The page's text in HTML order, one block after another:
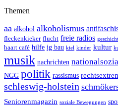
Themen
aa alkohol alkoholismus
fleckenkieker flucht freie radios
haart café hilfe ig bau kiel kinder kultur
musik nachrichten
NGG politik rassismus
schleswig-holstein
Seniorenmagazin soziale Bewegungen